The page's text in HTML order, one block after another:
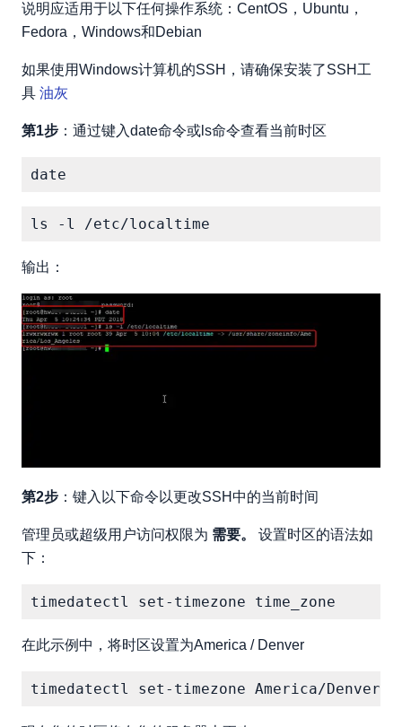
说明应适用于以下任何操作系统：CentOS，Ubuntu，
Fedora，Windows和Debian
如果使用Windows计算机的SSH，请确保安装了SSH工
具 油灰
第1步 ：通过键入date命令或ls命令查看当前时区
输出：
第2步 ：键入以下命令以更改SSH中的当前时间
管理员或超级用户访问权限为 需要。
设置时区的语法如
下：
在此示例中，将时区设置为America / Denver